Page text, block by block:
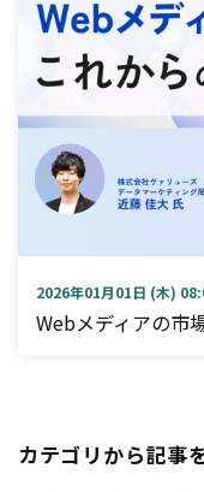
2026年01月01日 (木)
Webメディアの市
カテゴリから記事